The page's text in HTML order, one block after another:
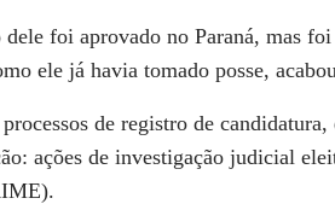
foi aprovado no Paraná, mas
ele já havia tomado posse,
de registro de
ações de investigação judicial